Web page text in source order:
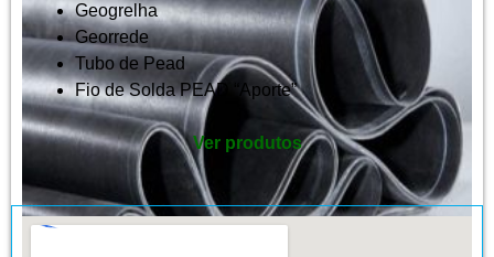
Geogrelha
Georrede
Tubo de Pead
Fio de Solda PEAD “Aporte”
Ver produtos